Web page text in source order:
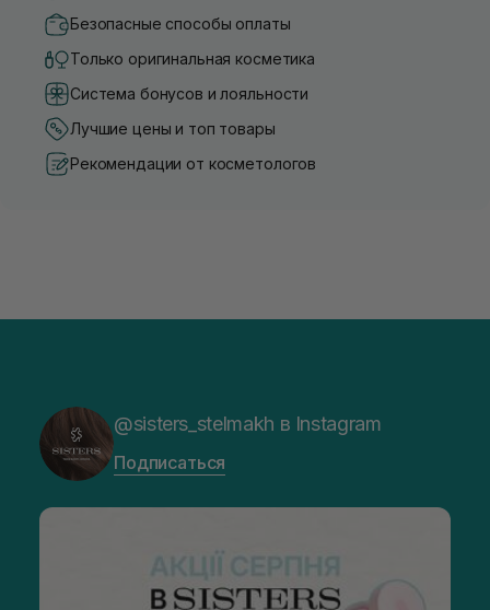
Безопасные способы оплаты
Только оригинальная косметика
Система бонусов и лояльности
Лучшие цены и топ товары
Рекомендации от косметологов
@sisters_stelmakh в Instagram
Подписаться